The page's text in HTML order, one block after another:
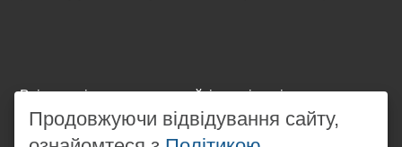
Всі матеріали на цьому сайті розміщені на умовах
ліцензіїCreative Commons Attribution-NonCommercial-
NoDerivatives 4.0 International. Використання будь-
Продовжуючи відвідування сайту,